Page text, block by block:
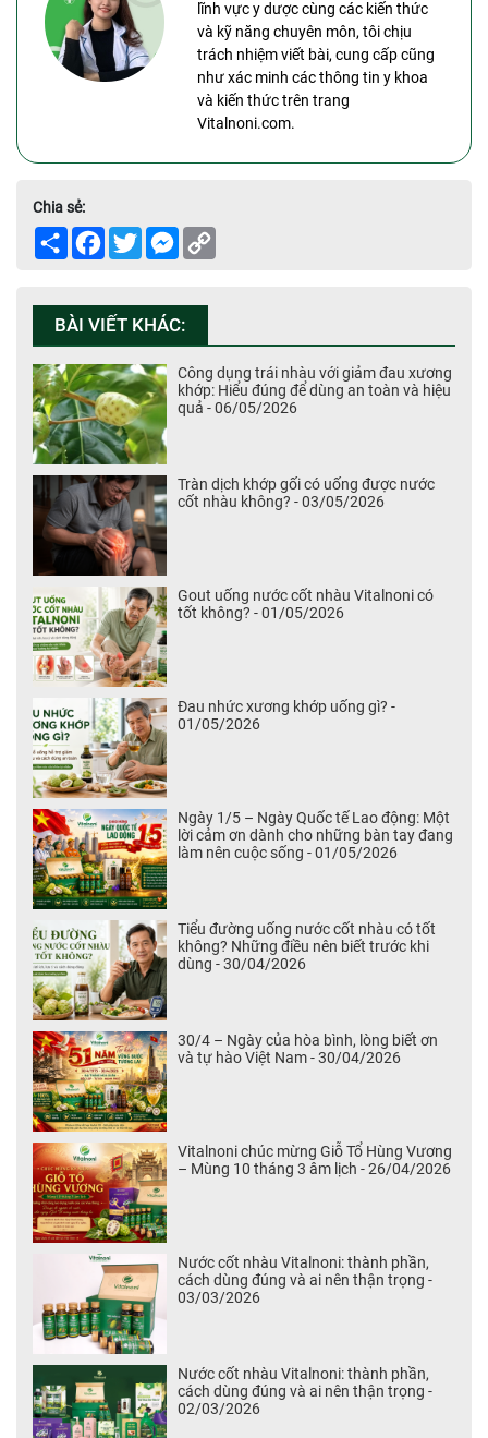
lĩnh vực y dược cùng các kiến thức
và kỹ năng chuyên môn, tôi chịu
trách nhiệm viết bài, cung cấp cũng
như xác minh các thông tin y khoa
và kiến thức trên trang
Vitalnoni.com.
Chia sẻ:
Share Facebook
TwitterMessenger
BÀI VIẾT KHÁC:
Công dụng trái nhàu với giảm đau xương
khớp: Hiểu đúng để dùng an toàn và hiệu
quả - 06/05/2026
Tràn dịch khớp gối có uống được nước
cốt nhàu không? - 03/05/2026
Gout uống nước cốt nhàu Vitalnoni có
tốt không? - 01/05/2026
Đau nhức xương khớp uống gì? -
01/05/2026
Ngày 1/5 – Ngày Quốc tế Lao động: Một
lời cảm ơn dành cho những bàn tay đang
làm nên cuộc sống - 01/05/2026
Tiểu đường uống nước cốt nhàu có tốt
không? Những điều nên biết trước khi
dùng - 30/04/2026
30/4 – Ngày của hòa bình, lòng biết ơn
và tự hào Việt Nam - 30/04/2026
Vitalnoni chúc mừng Giỗ Tổ Hùng Vương
– Mùng 10 tháng 3 âm lịch - 26/04/2026
Nước cốt nhàu Vitalnoni: thành phần,
cách dùng đúng và ai nên thận trọng -
03/03/2026
Nước cốt nhàu Vitalnoni: thành phần,
cách dùng đúng và ai nên thận trọng -
02/03/2026